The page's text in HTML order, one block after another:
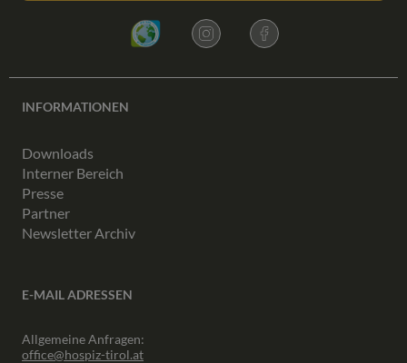
INFORMATIONEN
Downloads
Interner Bereich
Presse
Partner
Newsletter Archiv
E-MAIL ADRESSEN
Allgemeine Anfragen:
office@hospiz-tirol.at